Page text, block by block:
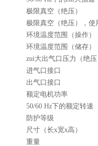
极限真空（绝压）
极限真空（绝压），使
环境温度范围（操作）
环境温度范围（储存）
zui大出气口压力（绝
进气口接口
出气口接口
额定电机功率
50/60 Hz下的额定转速
防护等级
尺寸（长x宽x高）
重量